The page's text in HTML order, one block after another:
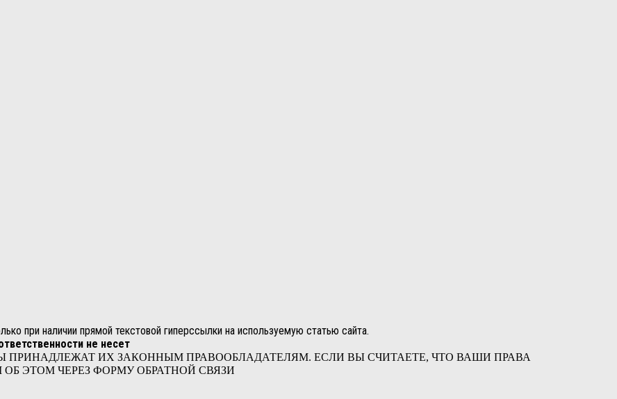
при наличии прямой текстовой гиперссылки на используемую статью сайта.
не несет
ПРИНАДЛЕЖАТ ИХ ЗАКОННЫМ ПРАВООБЛАДАТЕЛЯМ. ЕСЛИ ВЫ СЧИТАЕТЕ, ЧТО ВАШИ ПРАВА
ЭТОМ ЧЕРЕЗ ФОРМУ ОБРАТНОЙ СВЯЗИ